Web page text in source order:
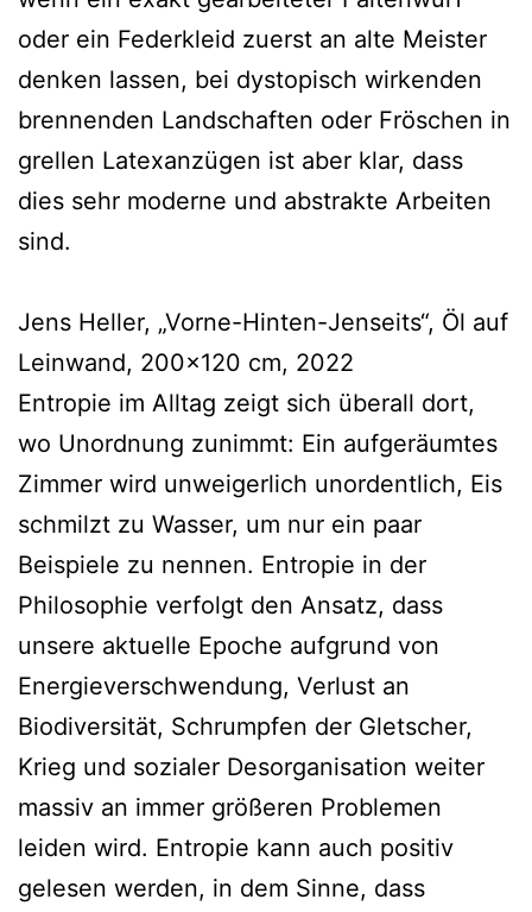
oder ein Federkleid zuerst an alte Meister
denken lassen, bei dystopisch wirkenden
brennenden Landschaften oder Fröschen in
grellen Latexanzügen ist aber klar, dass
dies sehr moderne und abstrakte Arbeiten
sind.
Jens Heller, „Vorne-Hinten-Jenseits“, Öl auf
Leinwand, 200×120 cm, 2022
Entropie im Alltag zeigt sich überall dort,
wo Unordnung zunimmt: Ein aufgeräumtes
Zimmer wird unweigerlich unordentlich, Eis
schmilzt zu Wasser, um nur ein paar
Beispiele zu nennen. Entropie in der
Philosophie verfolgt den Ansatz, dass
unsere aktuelle Epoche aufgrund von
Energieverschwendung, Verlust an
Biodiversität, Schrumpfen der Gletscher,
Krieg und sozialer Desorganisation weiter
massiv an immer größeren Problemen
leiden wird. Entropie kann auch positiv
gelesen werden, in dem Sinne, dass